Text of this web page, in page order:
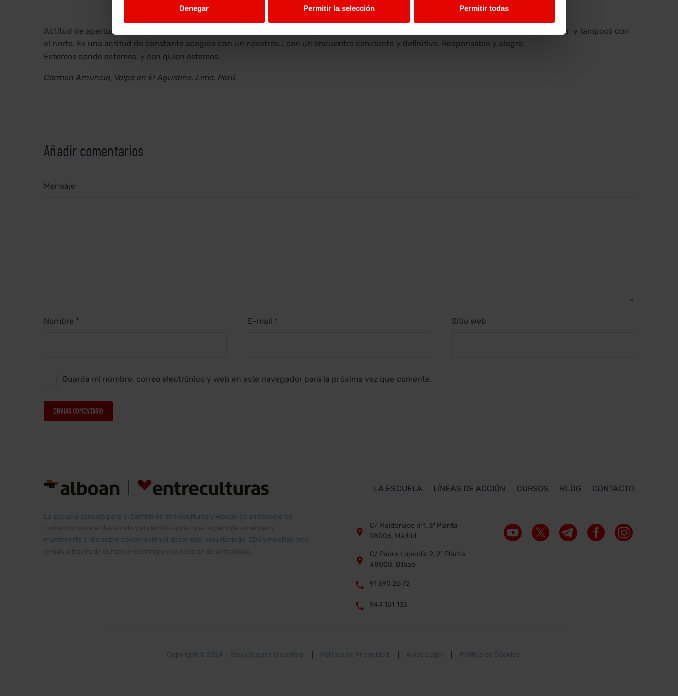
Denegar Permitir la selección Permitir todas
Carmen y los niños y niñas del Agustino
Actitud de apertura y disponibilidad. De crecimiento y empatía. Conmigo y con los demás. Con nosotros. Ya no es un compromiso con el sur, y tampoco con
el norte. Es una actitud de constante acogida con un nosotros… con un encuentro constante y definitivo. Responsable y alegre.
Estemos donde estemos, y con quien estemos.
Carmen Arnuncio, Volpa en El Agustino, Lima, Perú
Añadir comentarios
Mensaje
Nombre * E-mail * Sitio web
Guarda mi nombre, correo electrónico y web en este navegador para la próxima vez que comente.
ENVIAR COMENTARIO
La Escuela Escuela para el Cambio de Entreculturas y Alboan es un espacio de
formación para el desarrollo y el cambio social que te permite aprender y
mantenerte al día sobre cooperación al desarrollo, voluntariado, ODS y muchos más
temas a través de cursos e-learning y una sección de actualidad.
LA ESCUELA LÍNEAS DE ACCIÓN CURSOS BLOG CONTACTO


C/ Maldonado nº1, 3ª Planta
28006, Madrid


C/ Padre Lojendio 2, 2º Planta
48008, Bilbao

 91 590 26 72

 944 151 135
Copyright © 2024 – Escuela para el cambio Política de Privacidad Aviso Legal Política de Cookies